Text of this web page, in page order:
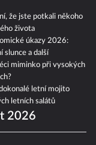
že jste potkali někoho
života
úkazy 2026:
slunce a další
miminko při vysokých
letní mojito
letních salátů
2026